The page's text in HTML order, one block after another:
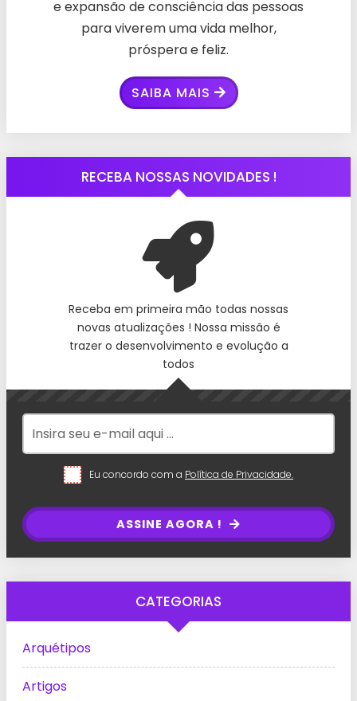
e expansão de consciência das pessoas
para viverem uma vida melhor,
próspera e feliz.
SAIBA MAIS
RECEBA NOSSAS NOVIDADES !
Receba em primeira mão todas nossas
novas atualizações ! Nossa missão é
trazer o desenvolvimento e evolução a
todos
Eu concordo com a Política de Privacidade.
ASSINE AGORA !
CATEGORIAS
Arquétipos
Artigos